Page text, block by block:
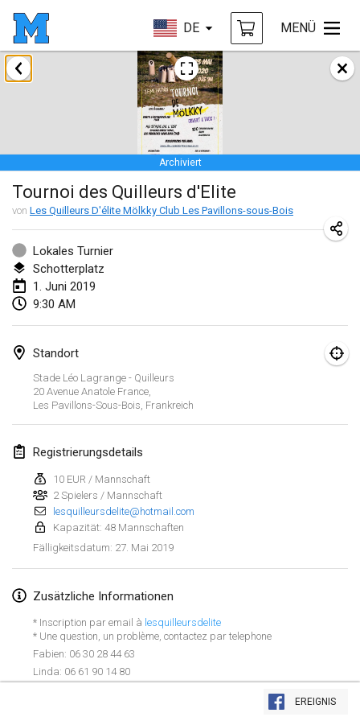
DE MENÜ
Liste anzeigen
Archiviert
Tournoi des Quilleurs d'Elite
von Les Quilleurs D'élite Mölkky Club Les Pavillons-sous-Bois
Lokales Turnier
Schotterplatz
1. Juni 2019
9:30 AM
Standort
Stade Léo Lagrange - Quilleurs
20 Avenue Anatole France,
Les Pavillons-Sous-Bois Frankreich
Registrierungsdetails
10 EUR / Mannschaft
2 Spielers / Mannschaft
lesquilleursdelite@hotmail.com
Kapazität: 48 Mannschaften
Fälligkeitsdatum: 27. Mai 2019
Zusätzliche Informationen
* Inscription par email à lesquilleursdelite
* Une question, un problème, contactez par telephone
Fabien: 06 30 28 44 63
Linda: 06 61 90 14 80
EREIGNIS
Januar 2019
New Year's Throw Mölkky
Tschechische Republik
Tournoi Mixte ASPTTOM
20. Jan. 2019|Frankreich
Tournoi d'Hiver
26. Jan. 2019
Liekki Cup
26. Jan. 2019
26. Jan. 2019
Februar 2019
2. Feb. 2019|Finnland
Lumi Mölkky
9. Feb. 2019|Finnland
Tournoi de la St Valentin
OTH
16. Feb. 2019 |Finnland
Indoor des Bouchons